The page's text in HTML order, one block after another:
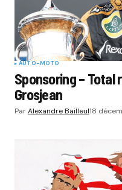
AUTO-MOTO
Sponsoring – Total
Grosjean
ParAlexandre Bailleul18